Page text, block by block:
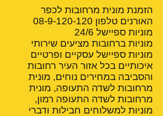
הזמנת מונית מרחובות לכפר
האורנים טלפון 08-9-120-120
מוניות ספיישל 24/6
מוניות ברחובות מציעים שירותי
מוניות ספיישל עסקיים ופרטיים
איכותיים בכל אזור העיר רחובות
והסביבה במחירים נוחים, מונית
מרחובות לשדה התעופה, מונית
מרחובות לשדה התעופה רמון,
מוניות למשלוחים חבילות ודברי